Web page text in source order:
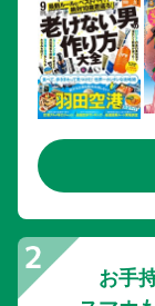
お手